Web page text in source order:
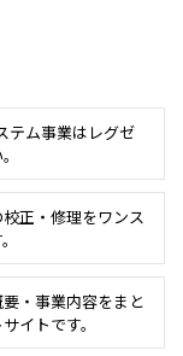
テム事業は レグゼ
正・修理をワンス
・事業内容をまと
イトです。